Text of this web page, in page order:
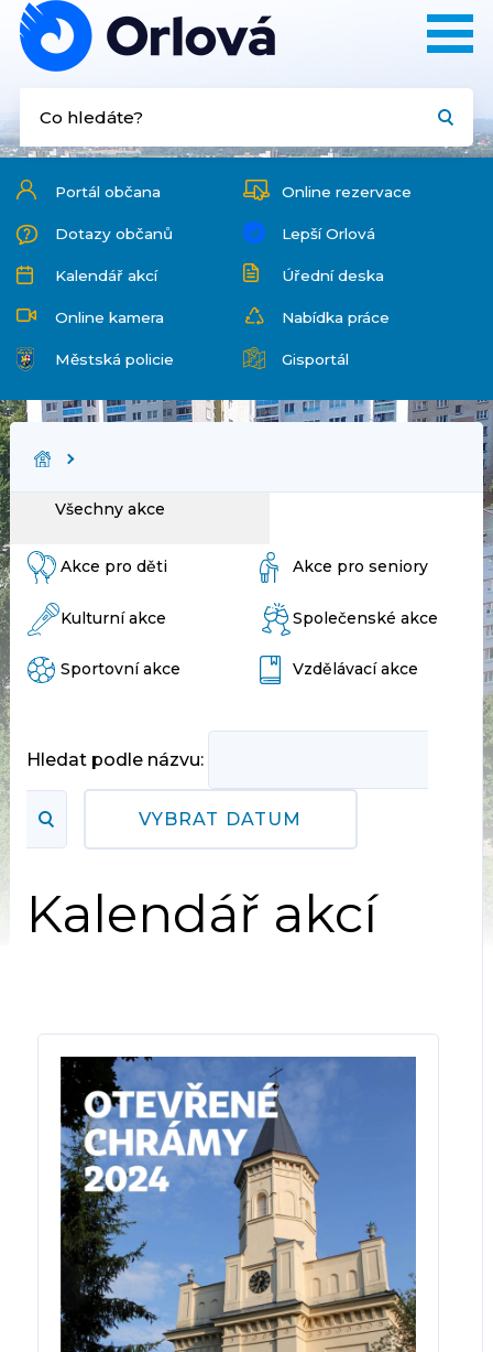
Portál občana Online rezervace
Dotazy občanů Lepší Orlová
Kalendář akcí Úřední deska
Online kamera Nabídka práce
Městská policie Gisportál
Hledat podle názvu:
VYBRAT DATUM
Kalendář akcí
Všechny akce
Akce pro děti Akce pro seniory
Kulturní akce Společenské akce
Sportovní akce Vzdělávací akce